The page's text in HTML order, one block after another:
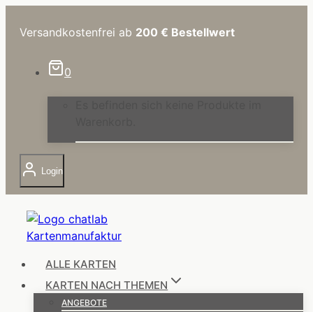
Inhalt
Versandkostenfrei ab 200 € Bestellwert
0
Login
ALLE KARTEN
KARTEN NACH THEMEN
ANGEBOTE